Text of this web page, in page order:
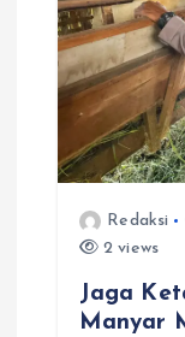
Redaksi
2 views
Jaga
Manyar